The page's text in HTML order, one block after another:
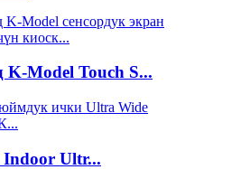
K-Model Touch S...
Indoor Ultr...